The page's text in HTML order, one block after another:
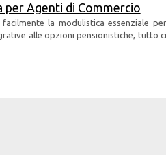
per Agenti di Commercio
la modulistica essenziale
alle opzioni pensionistiche, tutto